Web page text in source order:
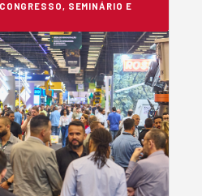
SEMINÁRIO E